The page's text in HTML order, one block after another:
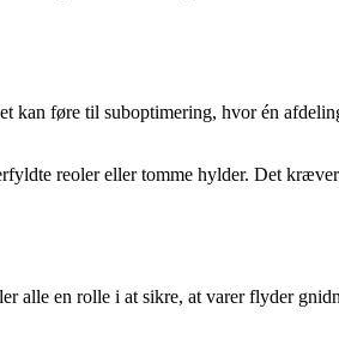
føre til suboptimering, hvor én
reoler eller tomme hylder. Det
alle en rolle i at sikre, at varer flyder